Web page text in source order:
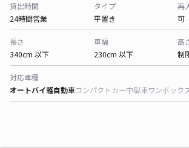
貸出時間
24時間営業
タイプ
平置き
再
可
長さ
340cm 以下
車幅
230cm 以下
高
制
対応車種
オートバイ軽自動車コンパクトカー中型車ワンボック